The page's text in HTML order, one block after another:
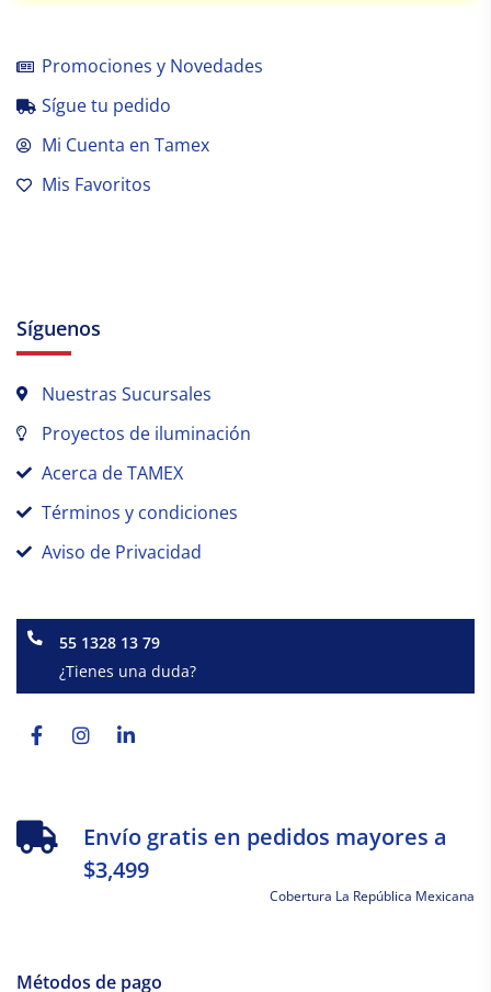
Promociones y Novedades
Sígue tu pedido
Mi Cuenta en Tamex
Mis Favoritos
Síguenos
Nuestras Sucursales
Proyectos de iluminación
Acerca de TAMEX
Términos y condiciones
Aviso de Privacidad
55 1328 13 79
¿Tienes una duda?
f
Envío gratis en pedidos mayores a
$3,499
Cobertura La República Mexicana
Métodos de pago